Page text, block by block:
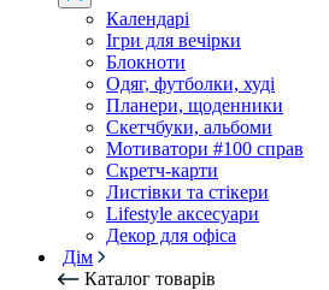
Календарі
Ігри для вечірки
Блокноти
Одяг, футболки, худі
Планери, щоденники
Скетчбуки, альбоми
Мотиватори #100 справ
Скретч-карти
Листівки та стікери
Lifestyle аксесуари
Декор для офіса
Дім
Каталог товарів